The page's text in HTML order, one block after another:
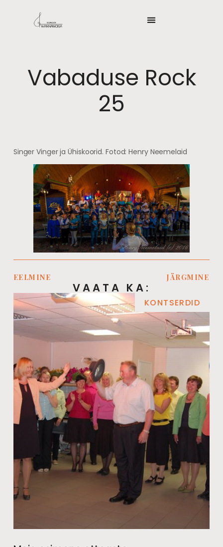
Vabaduse Rock
25
Singer Vinger ja Ühiskoorid. Fotod: Henry Neemelaid
EELMINE JÄRGMINE
VAATA KA:
KONTSERDID